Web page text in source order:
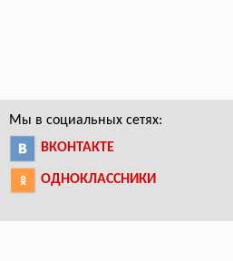
Мы в социальных сетях:
ВКОНТАКТЕ
ОДНОКЛАССНИКИ